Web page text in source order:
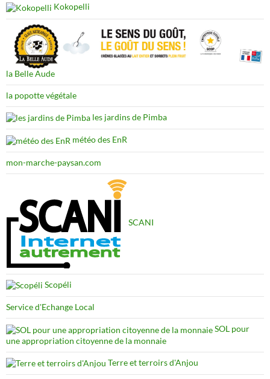
Kokopelli
la Belle Aude
la popotte végétale
les jardins de Pimba
météo des EnR
mon-marche-paysan.com
SCANI
Scopéli
Service d'Echange Local
SOL pour
une appropriation citoyenne de la monnaie
Terre et terroirs d'Anjou